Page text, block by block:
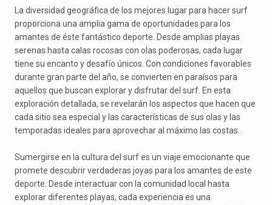
La diversidad geográfica de los mejores lugar para hacer surf
proporciona una amplia gama de oportunidades para los
amantes de éste fantástico deporte. Desde amplias playas
serenas hasta calas rocosas con olas poderosas, cada lugar
tiene su encanto y desafío únicos. Con condiciones favorables
durante gran parte del año, se convierten en paraísos para
aquellos que buscan explorar y disfrutar del surf. En esta
exploración detallada, se revelarán los aspectos que hacen que
cada sitio sea especial y las características de sus olas y las
temporadas ideales para aprovechar al máximo las costas.
Sumergirse en la cultura del surf es un viaje emocionante que
promete descubrir verdaderas joyas para los amantes de este
deporte. Desde interactuar con la comunidad local hasta
explorar diferentes playas, cada experiencia es una